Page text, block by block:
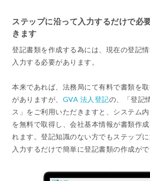
ステップに沿って入力するだけで必
きます
登記書類を作成する為には、現在の登記
入力する必要があります。
本来であれば、法務局にて有料で書類を
がありますが、 GVA 法人登記の、「登記
ス」をご利用いただきますと、システム
を無料で取得し、会社基本情報が書類作
れます。登記知識のない方でもステップ
入力するだけで簡単に登記書類の作成がで